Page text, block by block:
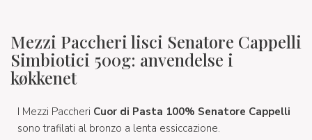
Mezzi Paccheri lisci Senatore Cappelli
Simbiotici 500g: anvendelse i
køkkenet
I Mezzi Paccheri Cuor di Pasta 100% Senatore Cappelli
sono trafilati al bronzo a lenta essiccazione.